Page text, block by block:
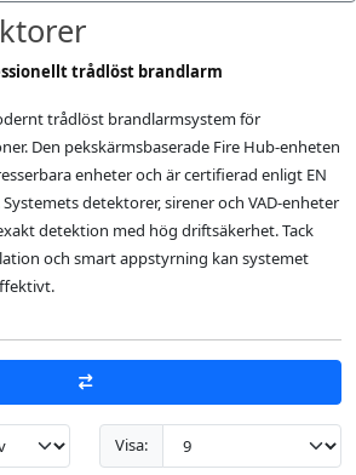
trådlöst brandlarm
trådlöst brandlarmsystem för
Den pekskärmsbaserade Fire Hub-enheten
enheter och är certifierad enligt EN
Systemets detektorer, sirener och VAD-enheter
detektion med hög driftsäkerhet. Tack
och smart appstyrning kan systemet
Visa: